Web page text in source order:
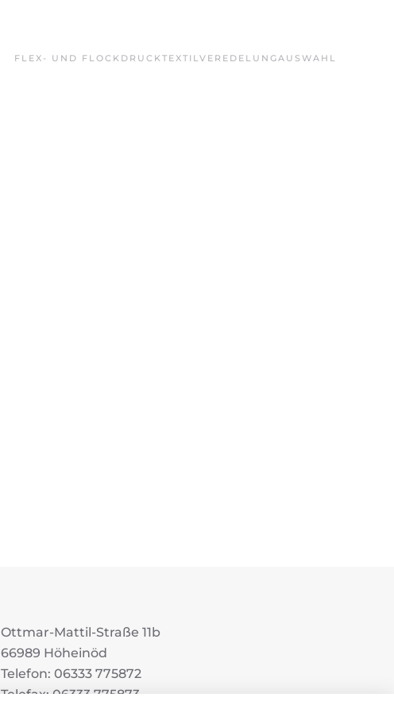
FLEX- UND FLOCKDRUCKTEXTILVEREDELUNGAUSWAHL
Ottmar-Mattil-Straße 11b
66989 Höheinöd
Telefon: 06333 775872
Telefax: 06333 775873